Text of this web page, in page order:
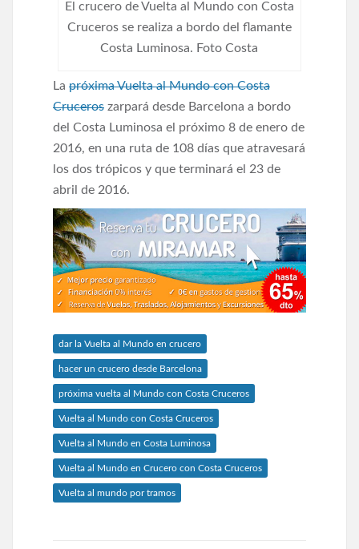
El crucero de Vuelta al Mundo con Costa
Cruceros se realiza a bordo del flamante
Costa Luminosa. Foto Costa
La próxima Vuelta al Mundo con Costa
Cruceros zarpará desde Barcelona a bordo
del Costa Luminosa el próximo 8 de enero de
2016, en una ruta de 108 días que atravesará
los dos trópicos y que terminará el 23 de
abril de 2016.
dar la Vuelta al Mundo en crucero
hacer un crucero desde Barcelona
próxima vuelta al Mundo con Costa Cruceros
Vuelta al Mundo con Costa Cruceros
Vuelta al Mundo en Costa Luminosa
Vuelta al Mundo en Crucero con Costa Cruceros
Vuelta al mundo por tramos